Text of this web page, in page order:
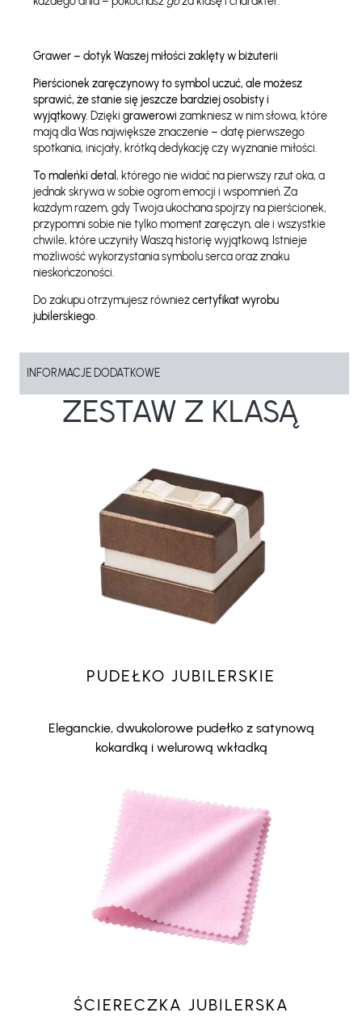
Grawer – dotyk Waszej miłości zaklęty w biżuterii
Pierścionek zaręczynowy to symbol uczuć, ale możesz
sprawić, że stanie się jeszcze bardziej osobisty i
wyjątkowy. Dzięki grawerowi zamkniesz w nim słowa, które
mają dla Was największe znaczenie – datę pierwszego
spotkania, inicjały, krótką dedykację czy wyznanie miłości.
To maleńki detal, którego nie widać na pierwszy rzut oka, a
jednak skrywa w sobie ogrom emocji i wspomnień. Za
każdym razem, gdy Twoja ukochana spojrzy na pierścionek,
przypomni sobie nie tylko moment zaręczyn, ale i wszystkie
chwile, które uczyniły Waszą historię wyjątkową. Istnieje
możliwość wykorzystania symbolu serca oraz znaku
nieskończoności.
Do zakupu otrzymujesz równieżcertyfikat wyrobu
jubilerskiego.
INFORMACJE DODATKOWE
ZESTAW Z KLASĄ
PUDEŁKO JUBILERSKIE
Eleganckie, dwukolorowe pudełko z satynową
kokardką i welurową wkładką
ŚCIERECZKA JUBILERSKA